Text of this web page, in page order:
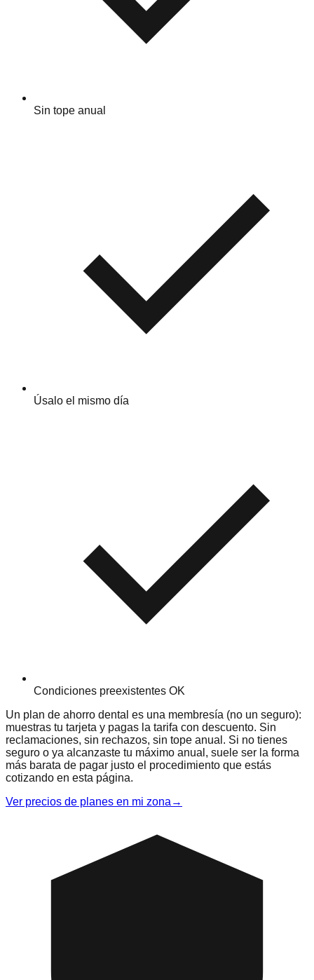
Sin tope anual
Úsalo el mismo día
Condiciones preexistentes OK
Un plan de ahorro dental es una membresía (no un seguro):
muestras tu tarjeta y pagas la tarifa con descuento. Sin
reclamaciones, sin rechazos, sin tope anual. Si no tienes
seguro o ya alcanzaste tu máximo anual, suele ser la forma
más barata de pagar justo el procedimiento que estás
cotizando en esta página.
Ver precios de planes en mi zona →